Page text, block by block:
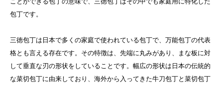
包丁です。
三徳包丁は日本で多くの家庭で使われている包丁で、万能包丁の代表
格とも言える存在です。その特徴は、先端に丸みがあり、まな板に対
して垂直な刃の形状をしていることです。幅広の形状は日本の伝統的
な菜切包丁に由来しており、海外から入ってきた牛刀包丁と菜切包丁